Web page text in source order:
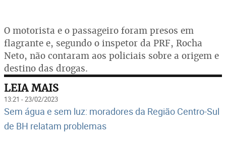
O motorista e o passageiro foram presos em
flagrante e, segundo o inspetor da PRF, Rocha
Neto, não contaram aos policiais sobre a origem e
destino das drogas.
LEIA MAIS
13:21 - 23/02/2023
Sem água e sem luz: moradores da Região Centro-Sul
de BH relatam problemas